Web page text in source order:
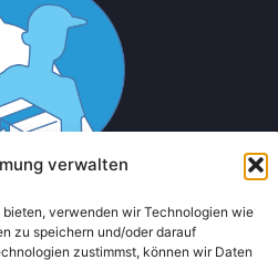
verwalten
bieten, verwenden wir Technologien wie
zu speichern und/oder darauf
zustimmst, können wir Daten